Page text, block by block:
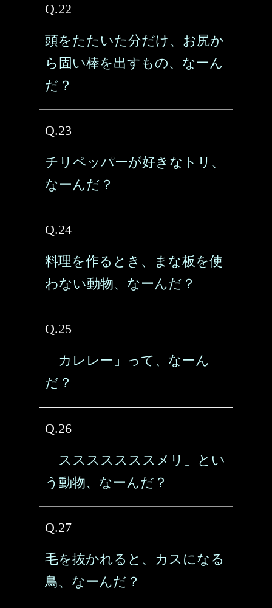
Q.22
頭をたたいた分だけ、お尻か
ら固い棒を出すもの、なーん
だ？
Q.23
チリペッパーが好きなトリ、
なーんだ？
Q.24
料理を作るとき、まな板を使
わない動物、なーんだ？
Q.25
「カレレー」って、なーん
だ？
Q.26
「スススススススメリ」とい
う動物、なーんだ？
Q.27
毛を抜かれると、カスになる
鳥、なーんだ？